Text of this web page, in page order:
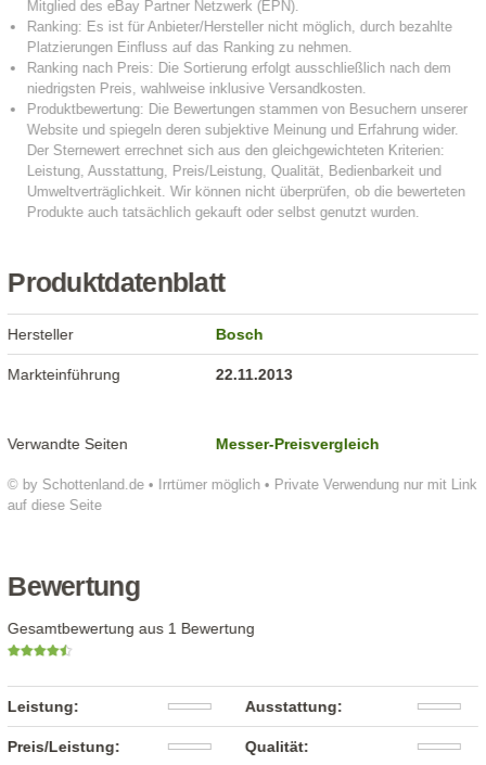
Produktdatenblatt
© by Schottenland.de • Irrtümer möglich • Private Verwendung nur mit Link
auf diese Seite
Hersteller Bosch
Markteinführung 22.11.2013
Verwandte Seiten Messer-Preisvergleich
Bewertung
Gesamtbewertung aus 1 Bewertung
Leistung: Ausstattung:
Preis/Leistung: Qualität: